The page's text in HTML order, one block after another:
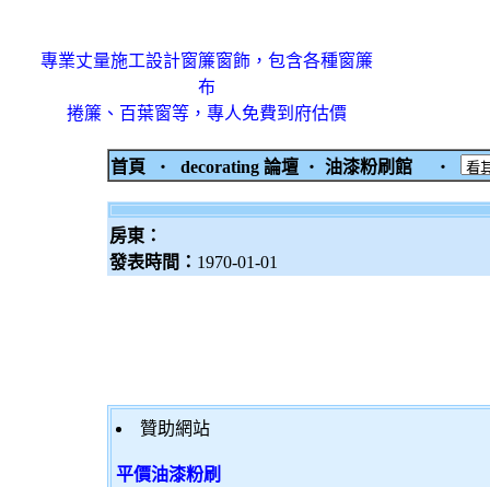
專業丈量施工設計窗簾窗飾，包含各種窗簾
布
捲簾、百葉窗等，專人免費到府估價
首頁 ‧ decorating 論壇 ‧ 油漆粉刷館 ‧
房東：
發表時間： 1970-01-01
贊助網站
平價油漆粉刷